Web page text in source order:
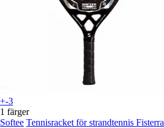
+-3
1 färger
Softee Tennisracket för strandtennis Fisterra